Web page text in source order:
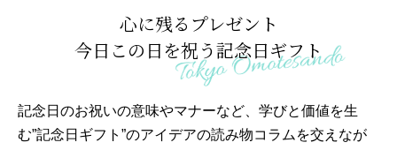
心に残るプレゼント
今日この日を祝う記念日ギフト
記念日のお祝いの意味やマナーなど、学びと価値を生
む”記念日ギフト”のアイデアの読み物コラムを交えなが